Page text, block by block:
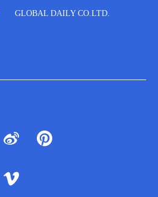
GLOBAL DAILY CO.LTD.